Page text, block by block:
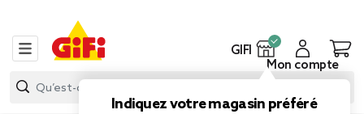
GIFI
Indiquez votre magasin préféré
Mon compte